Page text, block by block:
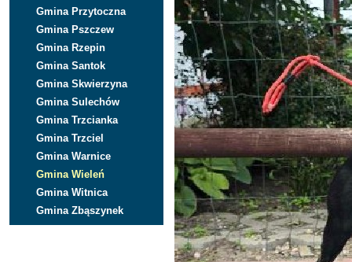
Gmina Przytoczna
Gmina Pszczew
Gmina Rzepin
Gmina Santok
Gmina Skwierzyna
Gmina Sulechów
Gmina Trzcianka
Gmina Trzciel
Gmina Warnice
Gmina Wieleń
Gmina Witnica
Gmina Zbąszynek